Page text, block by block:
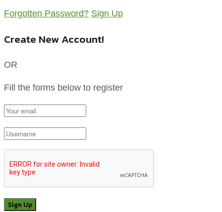
Forgotten Password? Sign Up
Create New Account!
OR
Fill the forms below to register